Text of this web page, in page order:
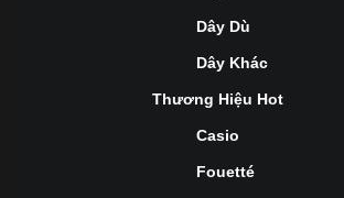
Dây Dù
Dây Khác
Thương Hiệu Hot
Casio
Fouetté